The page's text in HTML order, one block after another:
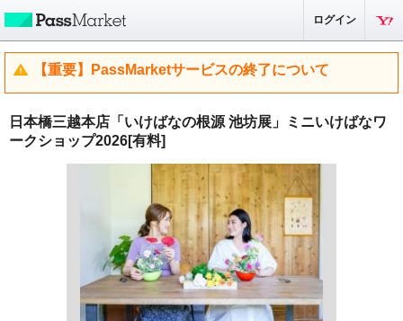
ログイン
【重要】PassMarketサービスの終了について
日本橋三越本店「いけばなの根源 池坊展」ミニいけばなワ
ークショップ2026[有料]